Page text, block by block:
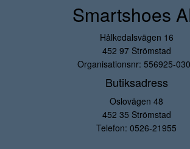
Smartshoes
Hålkedalsvägen 16
452 97 Strömstad
Organisationsnr: 556925-
Butiksadress
Oslovägen 48
452 35 Strömstad
Telefon: 0526-21955